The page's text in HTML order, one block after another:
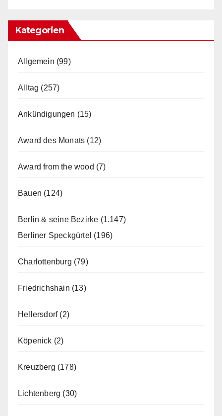
Kategorien
Allgemein (99)
Alltag (257)
Ankündigungen (15)
Award des Monats (12)
Award from the wood (7)
Bauen (124)
Berlin & seine Bezirke (1.147)
Berliner Speckgürtel (196)
Charlottenburg (79)
Friedrichshain (13)
Hellersdorf(2)
Köpenick (2)
Kreuzberg (178)
Lichtenberg (30)